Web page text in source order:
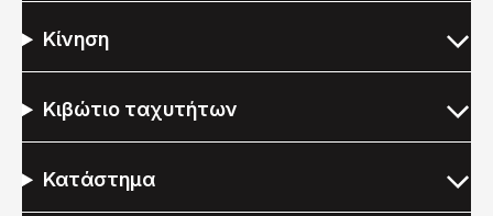
Κίνηση
Κιβώτιο ταχυτήτων
Κατάστημα